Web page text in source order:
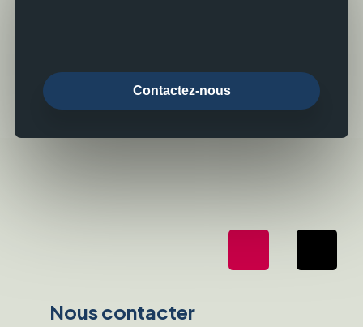
Contactez-nous
Nous contacter